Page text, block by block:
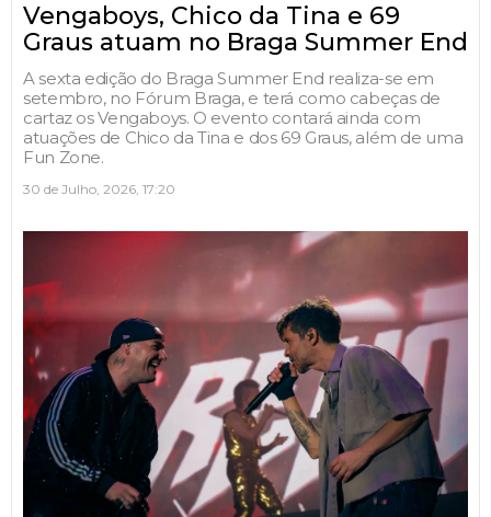
Vengaboys, Chico da Tina e 69
Graus atuam no Braga Summer End
A sexta edição do Braga Summer End realiza-se em
setembro, no Fórum Braga, e terá como cabeças de
cartaz os Vengaboys. O evento contará ainda com
atuações de Chico da Tina e dos 69 Graus, além de uma
Fun Zone.
30 de Julho, 2026, 17:20